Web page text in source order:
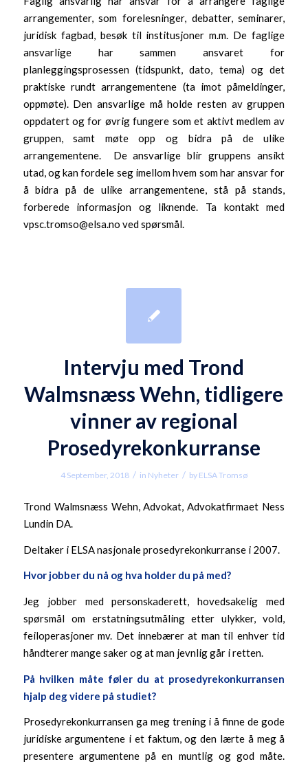
arrangementer, som forelesninger, debatter, seminarer,
juridisk fagbad, besøk til institusjoner m.m. De faglige
ansvarlige har sammen ansvaret for
planleggingsprosessen (tidspunkt, dato, tema) og det
praktiske rundt arrangementene (ta imot påmeldinger,
oppmøte). Den ansvarlige må holde resten av gruppen
oppdatert og for øvrig fungere som et aktivt medlem av
gruppen, samt møte opp og bidra på de ulike
arrangementene. De ansvarlige blir gruppens ansikt
utad, og kan fordele seg imellom hvem som har ansvar for
å bidra på de ulike arrangementene, stå på stands,
forberede informasjon og liknende. Ta kontakt med
vpsc.tromso@elsa.no ved spørsmål.
Intervju med Trond
Walmsnæss Wehn, tidligere
vinner av regional
Prosedyrekonkurranse
4 September, 2018 / in Nyheter / by ELSA Tromsø
Trond Walmsnæss Wehn, Advokat, Advokatfirmaet Ness
Lundin DA.
Deltaker i ELSA nasjonale prosedyrekonkurranse i 2007.
Hvor jobber du nå og hva holder du på med?
Jeg jobber med personskaderett, hovedsakelig med
spørsmål om erstatningsutmåling etter ulykker, vold,
feiloperasjoner mv. Det innebærer at man til enhver tid
håndterer mange saker og at man jevnlig går i retten.
På hvilken måte føler du at prosedyrekonkurransen
hjalp deg videre på studiet?
Prosedyrekonkurransen ga meg trening i å finne de gode
juridiske argumentene i et faktum, og den lærte å meg å
presentere argumentene på en muntlig og god måte.